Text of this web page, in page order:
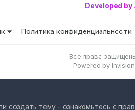
Developed by
Политика конфиденциальности
Все права
Powered by
создать тему - ознакомьтесь с